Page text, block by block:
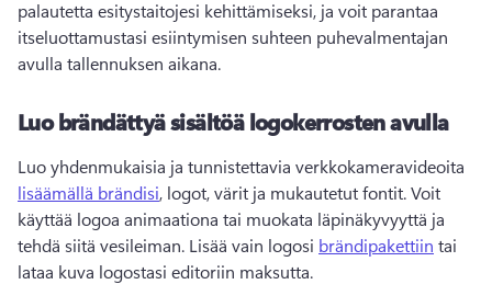
palautetta esitystaitojesi kehittämiseksi, ja voit parantaa
itseluottamustasi esiintymisen suhteen puhevalmentajan
avulla tallennuksen aikana.
Luo brändättyä sisältöä logokerrosten avulla
Luo yhdenmukaisia ja tunnistettavia verkkokameravideoita
lisäämällä brändisi, logot, värit ja mukautetut fontit. Voit
käyttää logoa animaationa tai muokata läpinäkyvyyttä ja
tehdä siitä vesileiman. Lisää vain logosi brändipakettiin tai
lataa kuva logostasi editoriin maksutta.